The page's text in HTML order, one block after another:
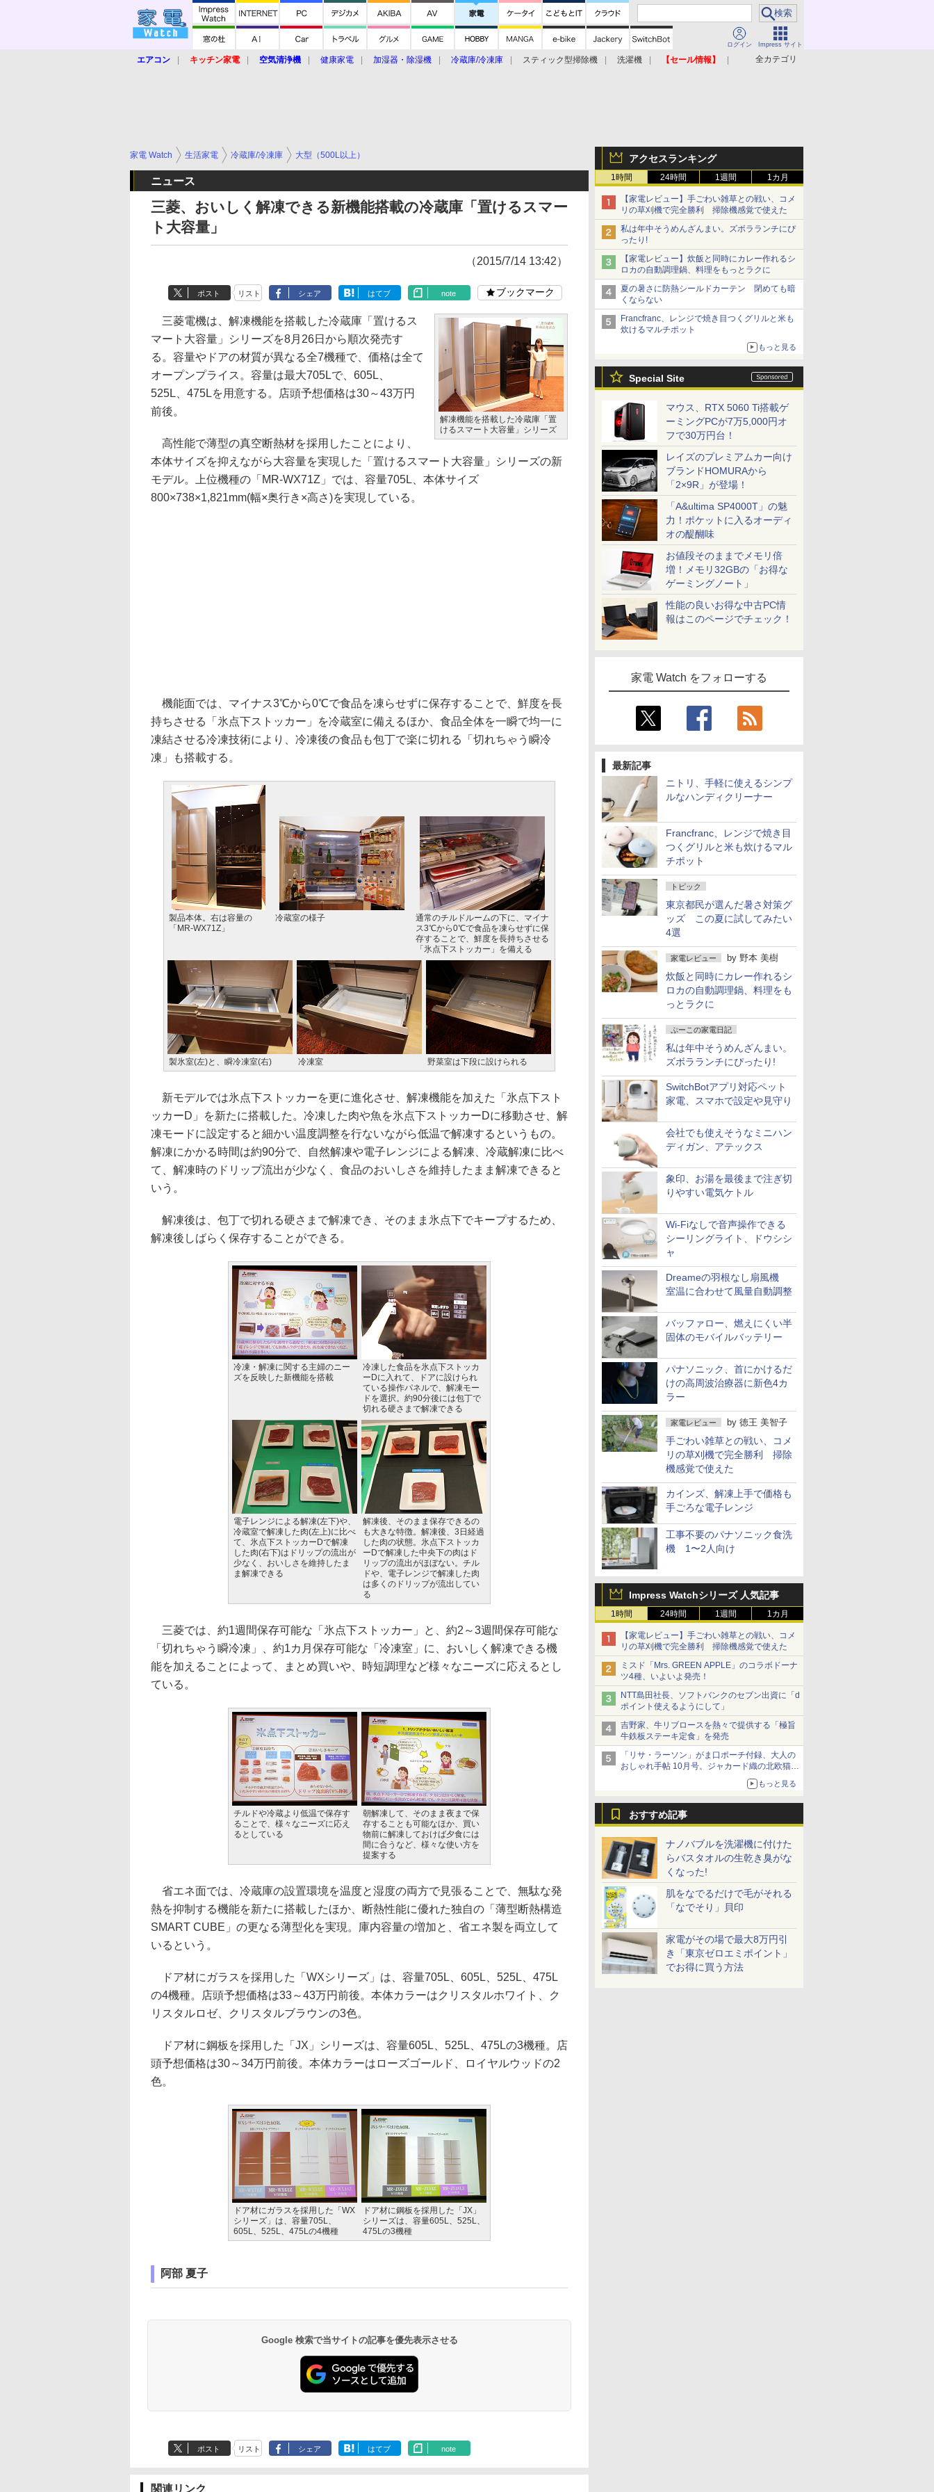
ログイン Impress サイト
全カテゴリ
エアコン キッチン家電 空気清浄機 健康家電 加湿器・除湿機 冷蔵庫/冷凍庫 スティック型掃除機 洗濯機
【セール情報】
アクセスランキング
1時間 24時間 1週間 1カ月
【家電レビュー】手ごわい雑草との戦い、コメ
リの草刈機で完全勝利 掃除機感覚で使えた
私は年中そうめんざんまい。ズボラランチにぴ
ったり!
【家電レビュー】炊飯と同時にカレー作れるシ
ロカの自動調理鍋、料理をもっとラクに
夏の暑さに防熱シールドカーテン 閉めても暗
くならない
Francfranc、レンジで焼き目つくグリルと米も
炊けるマルチポット
もっと見る
Special Site
マウス、RTX 5060 Ti搭載ゲ
ーミングPCが7万5,000円オ
フで30万円台！
レイズのプレミアムカー向け
ブランドHOMURAから
「2×9R」が登場！
「A&ultima SP4000T」の魅
力！ポケットに入るオーディ
オの醍醐味
お値段そのままでメモリ倍
増！メモリ32GBの「お得な
ゲーミングノート」
性能の良いお得な中古PC情
報はこのページでチェック！
家電 Watch をフォローする
最新記事
ニトリ、手軽に使えるシンプ
ルなハンディクリーナー
Francfranc、レンジで焼き目
つくグリルと米も炊けるマル
チポット
トピック
東京都民が選んだ暑さ対策グ
ッズ この夏に試してみたい
4選
家電レビュー by 野本 美樹
炊飯と同時にカレー作れるシ
ロカの自動調理鍋、料理をも
っとラクに
ぷーこの家電日記
私は年中そうめんざんまい。
ズボラランチにぴったり!
SwitchBotアプリ対応ペット
家電、スマホで設定や見守り
会社でも使えそうなミニハン
ディガン、アテックス
象印、お湯を最後まで注ぎ切
りやすい電気ケトル
Wi-Fiなしで音声操作できる
シーリングライト、ドウシシ
ャ
Dreameの羽根なし扇風機
室温に合わせて風量自動調整
バッファロー、燃えにくい半
固体のモバイルバッテリー
パナソニック、首にかけるだ
けの高周波治療器に新色4カ
ラー
家電レビュー by 徳王 美智子
手ごわい雑草との戦い、コメ
リの草刈機で完全勝利 掃除
機感覚で使えた
カインズ、解凍上手で価格も
手ごろな電子レンジ
工事不要のパナソニック食洗
機 1〜2人向け
Impress Watchシリーズ 人気記事
1時間 24時間 1週間 1カ月
【家電レビュー】手ごわい雑草との戦い、コメ
リの草刈機で完全勝利 掃除機感覚で使えた
ミスド「Mrs. GREEN APPLE」のコラボドーナ
ツ4種、いよいよ発売！
NTT島田社長、ソフトバンクのセブン出資に「d
ポイント使えるようにして」
吉野家、牛リブロースを熱々で提供する「極旨
牛鉄板ステーキ定食」を発売
「リサ・ラーソン」がま口ポーチ付録、大人の
おしゃれ手帖 10月号。ジャカード織の北欧猫デ
もっと見る
おすすめ記事
ナノバブルを洗濯機に付けた
らバスタオルの生乾き臭がな
くなった!
肌をなでるだけで毛がそれる
「なでそり」貝印
家電がその場で最大8万円引
き「東京ゼロエミポイント」
でお得に買う方法
家電 Watch 生活家電 冷蔵庫/冷凍庫 大型（500L以上）
ニュース
三菱、おいしく解凍できる新機能搭載の冷蔵庫「置けるスマー
ト大容量」
（2015/7/14 13:42）
ポスト リスト シェア はてブ note ブックマーク
解凍機能を搭載した冷蔵庫「置
けるスマート大容量」シリーズ
三菱電機は、解凍機能を搭載した冷蔵庫「置けるス
マート大容量」シリーズを8月26日から順次発売す
る。容量やドアの材質が異なる全7機種で、価格は全て
オープンプライス。容量は最大705Lで、605L、
525L、475Lを用意する。店頭予想価格は30～43万円
前後。
高性能で薄型の真空断熱材を採用したことにより、
本体サイズを抑えながら大容量を実現した「置けるスマート大容量」シリーズの新
モデル。上位機種の「MR-WX71Z」では、容量705L、本体サイズ
800×738×1,821mm(幅×奥行き×高さ)を実現している。
機能面では、マイナス3℃から0℃で食品を凍らせずに保存することで、鮮度を長
持ちさせる「氷点下ストッカー」を冷蔵室に備えるほか、食品全体を一瞬で均一に
凍結させる冷凍技術により、冷凍後の食品も包丁で楽に切れる「切れちゃう瞬冷
凍」も搭載する。
製品本体。右は容量の
「MR-WX71Z」
冷蔵室の様子
通常のチルドルームの下に、マイナ
ス3℃から0℃で食品を凍らせずに保
存することで、鮮度を長持ちさせる
「氷点下ストッカー」を備える
製氷室(左)と、瞬冷凍室(右) 冷凍室 野菜室は下段に設けられる
新モデルでは氷点下ストッカーを更に進化させ、解凍機能を加えた「氷点下スト
ッカーD」を新たに搭載した。冷凍した肉や魚を氷点下ストッカーDに移動させ、解
凍モードに設定すると細かい温度調整を行ないながら低温で解凍するというもの。
解凍にかかる時間は約90分で、自然解凍や電子レンジによる解凍、冷蔵解凍に比べ
て、解凍時のドリップ流出が少なく、食品のおいしさを維持したまま解凍できると
いう。
解凍後は、包丁で切れる硬さまで解凍でき、そのまま氷点下でキープするため、
解凍後しばらく保存することができる。
冷凍・解凍に関する主婦のニー
ズを反映した新機能を搭載
冷凍した食品を氷点下ストッカ
ーDに入れて、ドアに設けられ
ている操作パネルで、解凍モー
ドを選択。約90分後には包丁で
切れる硬さまで解凍できる
電子レンジによる解凍(左下)や、
冷蔵室で解凍した肉(左上)に比べ
て、氷点下ストッカーDで解凍
した肉(右下)はドリップの流出が
少なく、おいしさを維持したま
ま解凍できる
解凍後、そのまま保存できるの
も大きな特徴。解凍後、3日経過
した肉の状態。氷点下ストッカ
ーDで解凍した中央下の肉はド
リップの流出がほぼない。チル
ドや、電子レンジで解凍した肉
は多くのドリップが流出してい
る
三菱では、約1週間保存可能な「氷点下ストッカー」と、約2～3週間保存可能な
「切れちゃう瞬冷凍」、約1カ月保存可能な「冷凍室」に、おいしく解凍できる機
能を加えることによって、まとめ買いや、時短調理など様々なニーズに応えるとし
ている。
チルドや冷蔵より低温で保存す
ることで、様々なニーズに応え
るとしている
朝解凍して、そのまま夜まで保
存することも可能なほか、買い
物前に解凍しておけば夕食には
間に合うなど、様々な使い方を
提案する
省エネ面では、冷蔵庫の設置環境を温度と湿度の両方で見張ることで、無駄な発
熱を抑制する機能を新たに搭載したほか、断熱性能に優れた独自の「薄型断熱構造
SMART CUBE」の更なる薄型化を実現。庫内容量の増加と、省エネ製を両立して
いるという。
ドア材にガラスを採用した「WXシリーズ」は、容量705L、605L、525L、475L
の4機種。店頭予想価格は33～43万円前後。本体カラーはクリスタルホワイト、ク
リスタルロゼ、クリスタルブラウンの3色。
ドア材に鋼板を採用した「JX」シリーズは、容量605L、525L、475Lの3機種。店
頭予想価格は30～34万円前後。本体カラーはローズゴールド、ロイヤルウッドの2
色。
ドア材にガラスを採用した「WX
シリーズ」は、容量705L、
605L、525L、475Lの4機種
ドア材に鋼板を採用した「JX」
シリーズは、容量605L、525L、
475Lの3機種
阿部 夏子
Google 検索で当サイトの記事を優先表示させる
ポスト リスト シェア はてブ note
関連リンク